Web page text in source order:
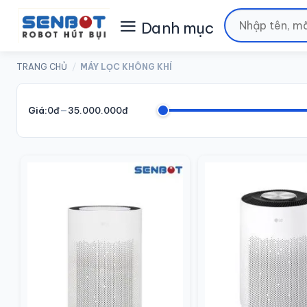
Chuyển
Tìm
kiếm:
TRANG CHỦ / MÁY LỌC KHÔNG KHÍ
Giá:0đ—35.000.000đ